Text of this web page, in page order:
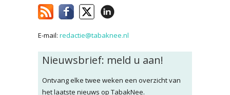
E-mail: redactie@tabaknee.nl
Nieuwsbrief: meld u aan!
Ontvang elke twee weken een overzicht van
het laatste nieuws op TabakNee.